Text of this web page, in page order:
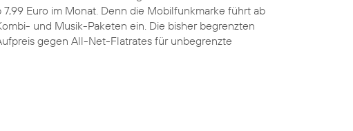
Euro im Monat. Denn die Mobilfunkmarke führt ab
und Musik-Paketen ein. Die bisher begrenzten
gegen All-Net-Flatrates für unbegrenzte